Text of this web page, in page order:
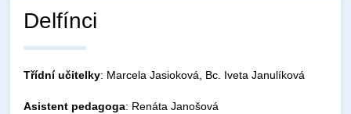
Delfínci
Třídní učitelky: Marcela Jasioková, Bc. Iveta Janulíková
Asistent pedagoga: Renáta Janošová